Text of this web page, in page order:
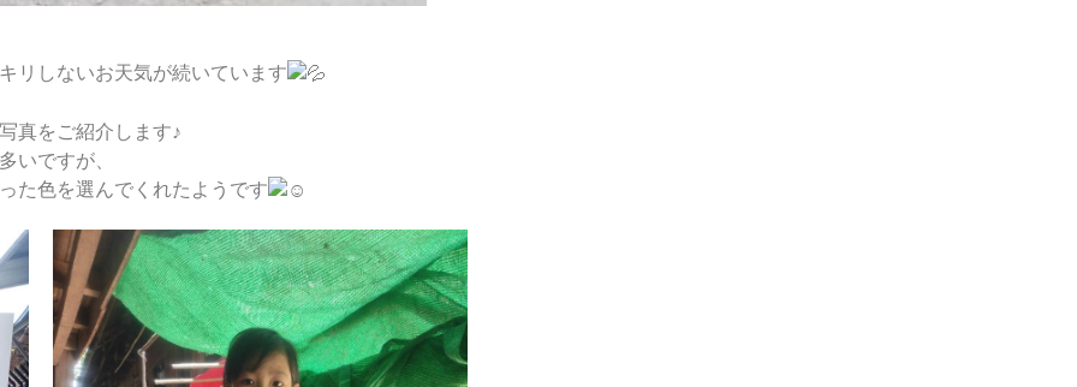
リしないお天気が続いています
真をご紹介します♪
いですが、
た色を選んでくれたようです